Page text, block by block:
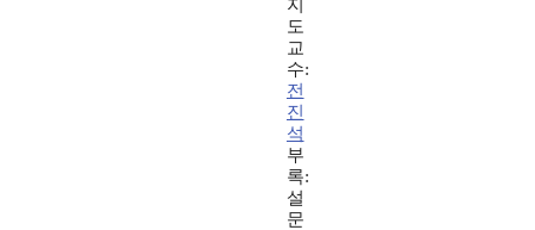
지
도
교
수:
전
진
석
부
록:
설
문